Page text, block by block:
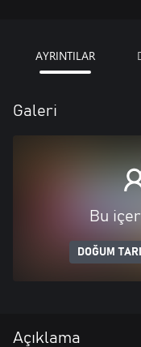
AYRINTILAR
Galeri
Bu
DOĞUM
Açıklama